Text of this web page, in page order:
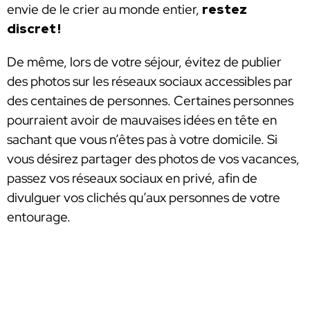
envie de le crier au monde entier, restez
discret !
De même, lors de votre séjour, évitez de publier
des photos sur les réseaux sociaux accessibles par
des centaines de personnes. Certaines personnes
pourraient avoir de mauvaises idées en tête en
sachant que vous n’êtes pas à votre domicile. Si
vous désirez partager des photos de vos vacances,
passez vos réseaux sociaux en privé, afin de
divulguer vos clichés qu’aux personnes de votre
entourage.